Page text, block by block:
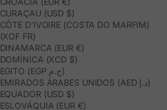
CURAÇAU (USD $)
CÔTE D’IVOIRE (COSTA DO MARFIM)
(XOF FR)
DINAMARCA (EUR €)
DOMÍNICA (XCD $)
EGITO (EGP ج.م)
EMIRADOS ÁRABES UNIDOS (AED د.إ)
EQUADOR (USD $)
ESLOVÁQUIA (EUR €)